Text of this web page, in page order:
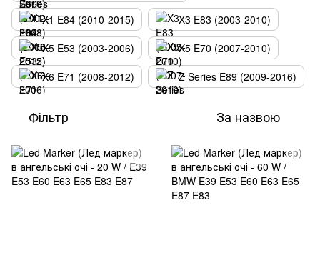
X1 E84 (2010-2015)
X3 E83 (2003-2010)
X5 E53 (2003-2006)
X5 E70 (2007-2010)
X6 E71 (2008-2012)
Z Series E89 (2009-2016)
Фільтр За назвою